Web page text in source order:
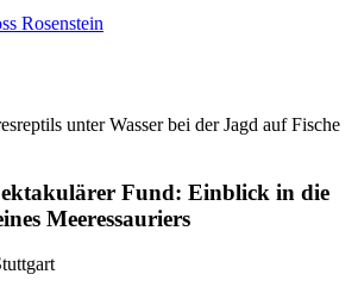
Rosenstein
Fund: Einblick in die
Meeressauriers